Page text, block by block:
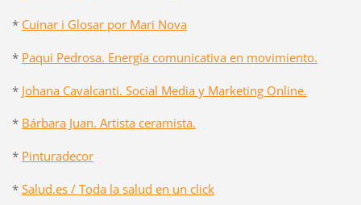
* Cuinar i Glosar por Mari Nova
* Paqui Pedrosa. Energía comunicativa en movimiento.
* Johana Cavalcanti. Social Media y Marketing Online.
* Bárbara Juan. Artista ceramista.
* Pinturadecor
* Salud.es / Toda la salud en un click